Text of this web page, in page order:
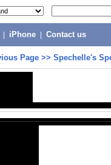
iPhone Contact us
Page >> Spechelle's